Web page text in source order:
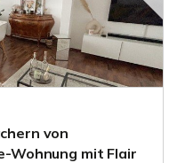
von
Wohnung mit Flair